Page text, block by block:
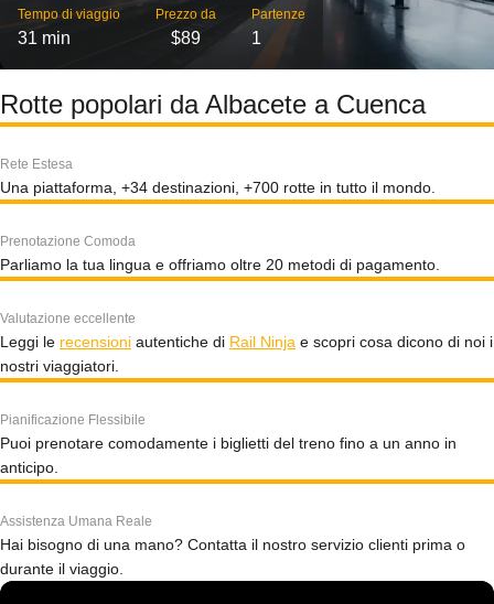
Tempo di viaggio
31 min
Prezzo da
$89
Partenze
1
Rotte popolari da Albacete a Cuenca
Rete Estesa
Una piattaforma, +34 destinazioni, +700 rotte in tutto il mondo.
Prenotazione Comoda
Parliamo la tua lingua e offriamo oltre 20 metodi di pagamento.
Valutazione eccellente
Leggi le recensioni autentiche di Rail Ninja e scopri cosa dicono di noi i
nostri viaggiatori.
Pianificazione Flessibile
Puoi prenotare comodamente i biglietti del treno fino a un anno in
anticipo.
Assistenza Umana Reale
Hai bisogno di una mano? Contatta il nostro servizio clienti prima o
durante il viaggio.